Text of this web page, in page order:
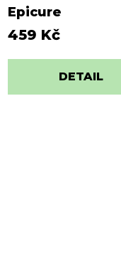
Epicure
459 Kč
DETAIL